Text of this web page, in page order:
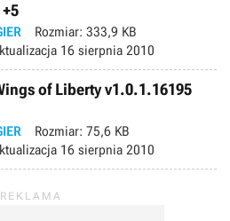
Rozmiar: 333,9 KB
16 sierpnia 2010
of Liberty v1.0.1.16195
Rozmiar: 75,6 KB
16 sierpnia 2010